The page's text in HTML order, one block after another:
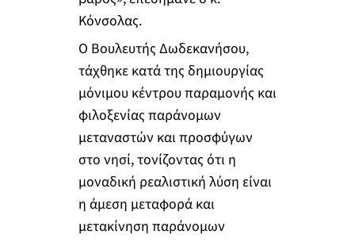
Κόνσολας.
Ο Βουλευτής Δωδεκανήσου,
τάχθηκε κατά της δημιουργίας
μόνιμου κέντρου παραμονής και
φιλοξενίας παράνομων
μεταναστών και προσφύγων
στο νησί, τονίζοντας ότι η
μοναδική ρεαλιστική λύση είναι
η άμεση μεταφορά και
μετακίνηση παράνομων